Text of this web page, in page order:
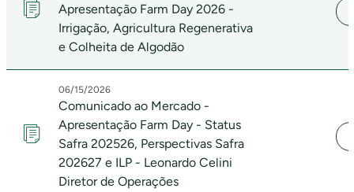
Apresentação Farm Day 2026 -
Irrigação, Agricultura Regenerativa
e Colheita de Algodão
06/15/2026
Comunicado ao Mercado -
Apresentação Farm Day - Status
Safra 202526, Perspectivas Safra
202627 e ILP - Leonardo Celini
Diretor de Operações